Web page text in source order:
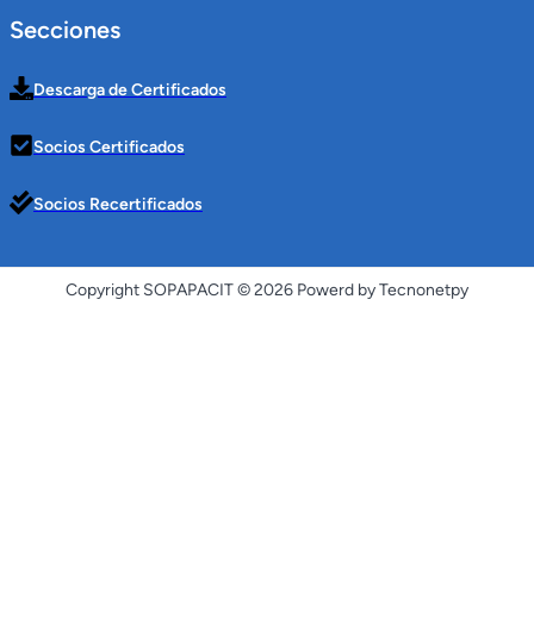
Secciones
Descarga de Certificados
Socios Certificados
Socios Recertificados
Copyright SOPAPACIT © 2026 Powerd by Tecnonetpy